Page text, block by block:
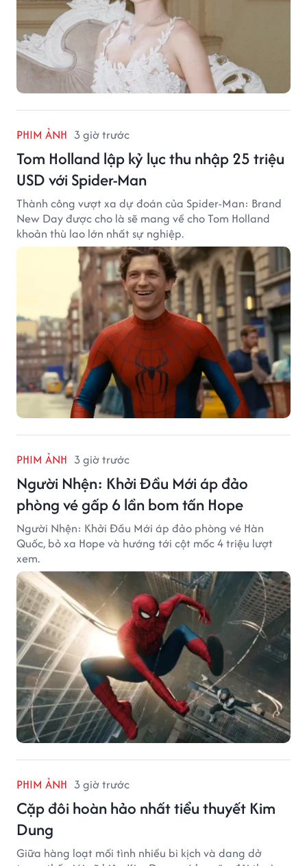
PHIM ẢNH 3 giờ trước
Tom Holland lập kỷ lục thu nhập 25 triệu
USD với Spider-Man
Thành công vượt xa dự đoán của Spider-Man: Brand
New Day được cho là sẽ mang về cho Tom Holland
khoản thù lao lớn nhất sự nghiệp.
PHIM ẢNH 3 giờ trước
Người Nhện: Khởi Đầu Mới áp đảo
phòng vé gấp 6 lần bom tấn Hope
Người Nhện: Khởi Đầu Mới áp đảo phòng vé Hàn
Quốc, bỏ xa Hope và hướng tới cột mốc 4 triệu lượt
xem.
PHIM ẢNH 3 giờ trước
Cặp đôi hoàn hảo nhất tiểu thuyết Kim
Dung
Giữa hàng loạt mối tình nhiều bi kịch và dang dở